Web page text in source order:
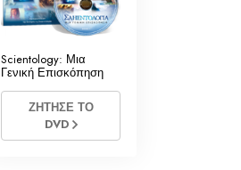
Scientology: Μια
Γενική Επισκόπηση
ΖΗΤΗΣΕ ΤΟ
DVD